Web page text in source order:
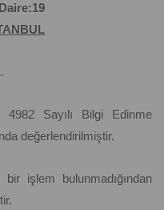
Sayılı Bilgi Edinme
değerlendirilmiştir.
bir işlem bulunmadığından